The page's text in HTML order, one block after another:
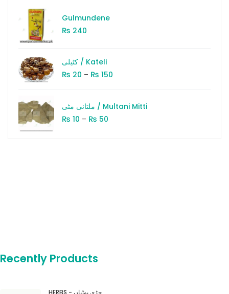
Gulmundene
₨ 240
کٹیلی / Kateli
₨ 20 – ₨ 150
ملتانی مٹی / Multani Mitti
₨ 10 – ₨ 50
Recently Products